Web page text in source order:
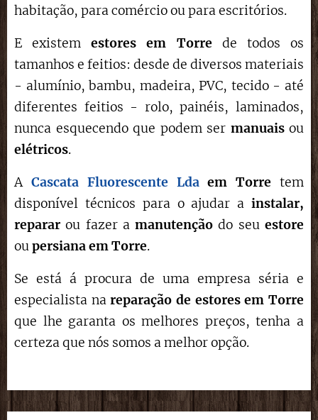
habitação, para comércio ou para escritórios.
E existemestores em Torre de todos os
tamanhos e feitios: desde de diversos materiais
- alumínio, bambu, madeira, PVC, tecido - até
diferentes feitios - rolo, painéis, laminados,
nunca esquecendo que podem ser manuaisou
elétricos.
A Cascata Fluorescente Ldaem Torretem
disponível técnicos para o ajudar a instalar,
reparar ou fazer amanutenção do seuestore
oupersiana em Torre.
Se está á procura de uma empresa séria e
especialista nareparação de estoresem Torre
que lhe garanta os melhores preços, tenha a
certeza que nós somos a melhor opção.